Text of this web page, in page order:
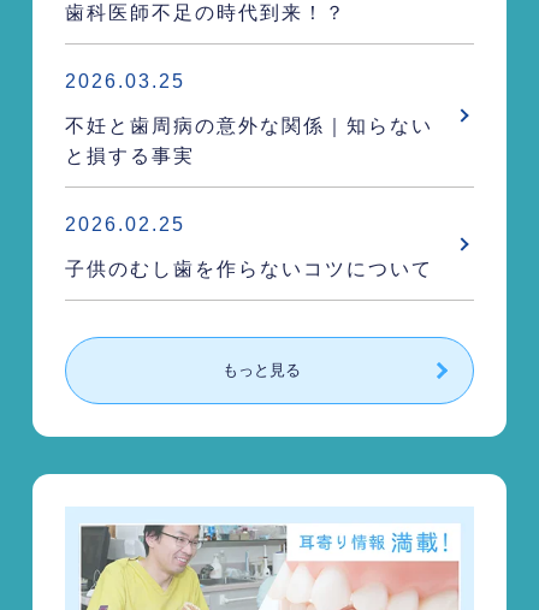
歯科医師不足の時代到来！？
2026.03.25
不妊と歯周病の意外な関係｜知らない
と損する事実
2026.02.25
子供のむし歯を作らないコツについて
もっと見る